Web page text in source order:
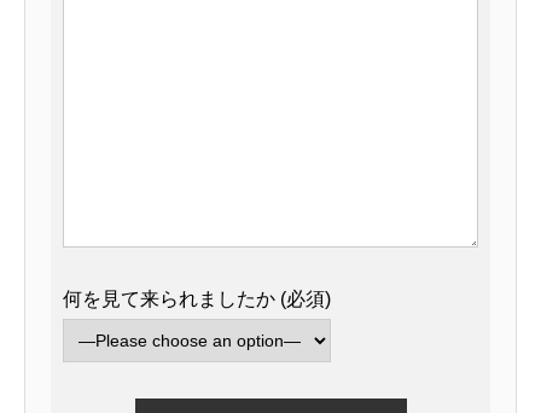
何を見て来られましたか (必須)